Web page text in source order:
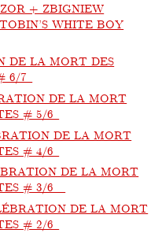
+ ZBIGNIEW
WHITE BOY
DE LA MORT DES
6/7
DE LA MORT
# 5/6
DE LA MORT
# 4/6
DE LA MORT
# 3/6
DE LA MORT
# 2/6